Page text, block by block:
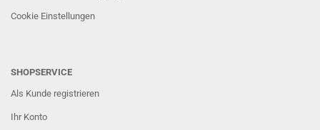
Cookie Einstellungen
SHOPSERVICE
Als Kunde registrieren
Ihr Konto